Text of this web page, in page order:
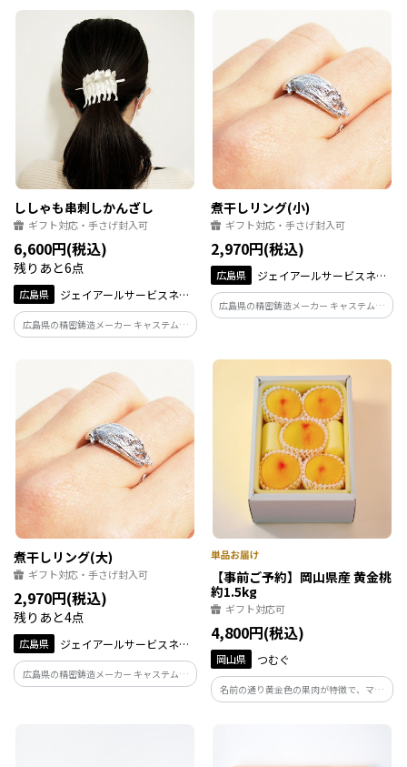
い桃をイメージしたブラシと、天然木の
軸がナチュラルでおしゃれ。パッケージ
までこだわっているからギフトにも最適
です。
ルでおしゃれ。パッケージまでこだわっ
ているからギフトにも最適です。
ししゃも串刺しかんざし
ギフト対応・手さげ封入可
6,600円(税込)
残りあと6点
広島県
ジェイアールサービスネッ
ト広島
広島県の精密鋳造メーカー キャステムが
本物のししゃもを再現したシンプルだけ
スーパーでよく見かける連なったししゃ
もを再現した髪飾りです。
煮干しリング(小)
ギフト対応・手さげ封入可
2,970円(税込)
広島県
ジェイアールサービスネッ
ト広島
広島県の精密鋳造メーカー キャステムが
作る本物の煮干しを再現したシンプルだ
煮干しリング(大)
ギフト対応・手さげ封入可
2,970円(税込)
残りあと4点
広島県
ジェイアールサービスネッ
ト広島
広島県の精密鋳造メーカー キャステムが
作る本物の煮干しを再現したシンプルだ
【事前ご予約】岡山県産 黄金桃
約1.5kg
ギフト対応可
4,800円(税込)
岡山県 つむぐ
名前の通り黄金色の果肉が特徴で、マン
ゴーを思わせるまったり濃厚な味わい